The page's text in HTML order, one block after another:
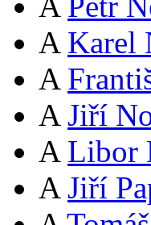
A Karel
A
A Jiří
A Libor
A Jiří